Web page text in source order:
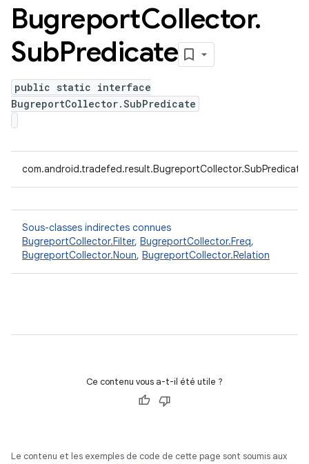
BugreportCollector.
SubPredicate
public static interface
BugreportCollector.SubPredicate
com.android.tradefed.result.BugreportCollector.SubPredicate
Sous-classes indirectes connues
BugreportCollector.Filter, BugreportCollector.Freq,
BugreportCollector.Noun, BugreportCollector.Relation
Ce contenu vous a-t-il été utile ?
Le contenu et les exemples de code de cette page sont soumis aux